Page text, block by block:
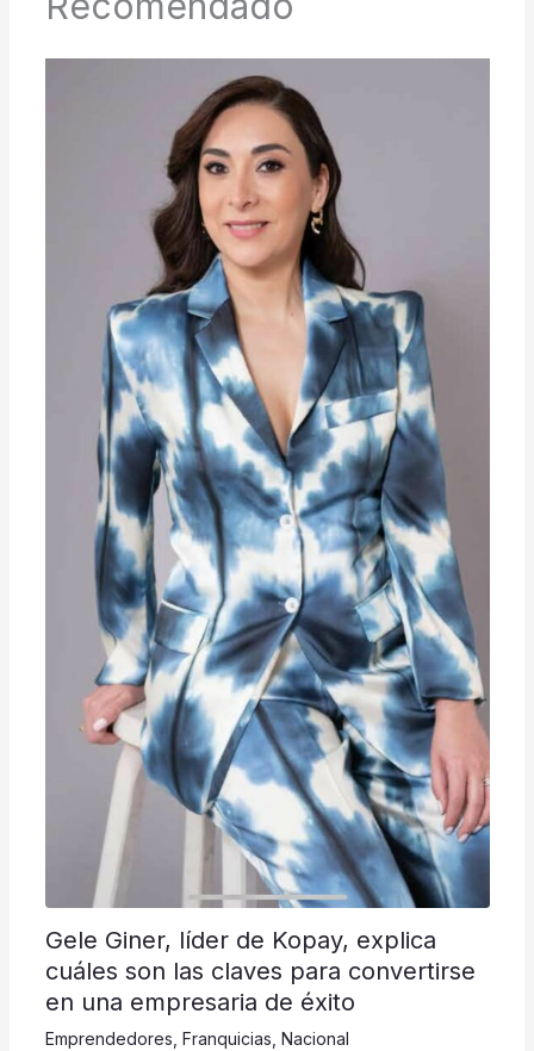
Gele Giner, líder de Kopay, explica
cuáles son las claves para convertirse
en una empresaria de éxito
Emprendedores Franquicias Nacional